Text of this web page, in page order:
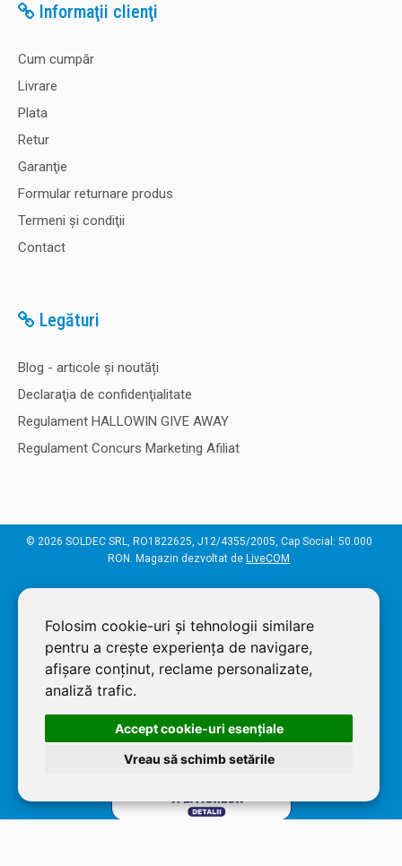
Folosim cookie-uri și tehnologii similare
pentru a crește experiența de navigare,
afișare conținut, reclame personalizate,
analiză trafic.
Accept cookie-uri esenţiale
Vreau să schimb setările
Informaţii clienţi
Cum cumpăr
Livrare
Plata
Retur
Garanţie
Formular returnare produs
Termeni şi condiţii
Contact
Legături
Blog - articole și noutăți
Declaraţia de confidenţialitate
Regulament HALLOWIN GIVE AWAY
Regulament Concurs Marketing Afiliat
© 2026 SOLDEC SRL, RO1822625, J12/4355/2005, Cap Social: 50.000
RON. Magazin dezvoltat de LiveCOM